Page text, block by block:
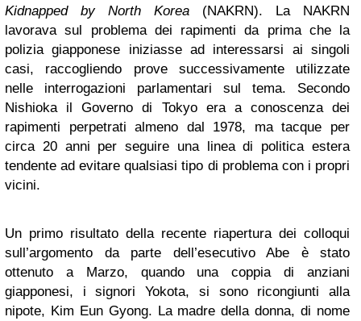
Kidnapped by North Korea (NAKRN). La NAKRN
lavorava sul problema dei rapimenti da prima che la
polizia giapponese iniziasse ad interessarsi ai singoli
casi, raccogliendo prove successivamente utilizzate
nelle interrogazioni parlamentari sul tema. Secondo
Nishioka il Governo di Tokyo era a conoscenza dei
rapimenti perpetrati almeno dal 1978, ma tacque per
circa 20 anni per seguire una linea di politica estera
tendente ad evitare qualsiasi tipo di problema con i propri
vicini.
Un primo risultato della recente riapertura dei colloqui
sull’argomento da parte dell’esecutivo Abe è stato
ottenuto a Marzo, quando una coppia di anziani
giapponesi, i signori Yokota, si sono ricongiunti alla
nipote, Kim Eun Gyong. La madre della donna, di nome